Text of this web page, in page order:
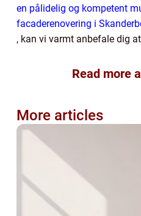
en pålidelig og kompetent
facaderenovering i
, kan vi varmt anbefale dig
Read more
More articles